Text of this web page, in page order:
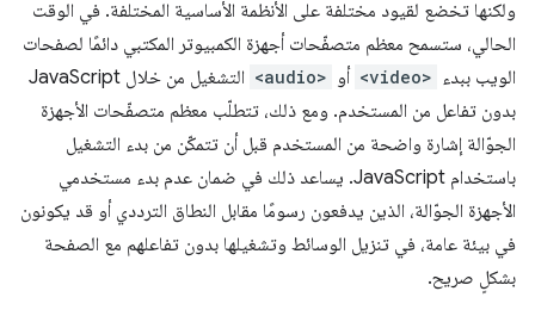
ولكنها تخضع لقيود مختلفة على الأنظمة الأساسية المختلفة. في الوقت
الحالي، ستسمح معظم متصفّحات أجهزة الكمبيوتر المكتبي دائمًا لصفحات
الويب ببدء <video> أو <audio>
التشغيل من خلال JavaScript
بدون تفاعل من المستخدم. ومع ذلك، تتطلّب معظم متصفّحات الأجهزة
الجوّالة إشارة واضحة من المستخدم قبل أن تتمكّن من بدء التشغيل
باستخدام JavaScript. يساعد ذلك في ضمان عدم بدء مستخدمي
الأجهزة الجوّالة، الذين يدفعون رسومًا مقابل النطاق الترددي أو قد يكونون
في بيئة عامة، في تنزيل الوسائط وتشغيلها بدون تفاعلهم مع الصفحة
بشكلٍ صريح.